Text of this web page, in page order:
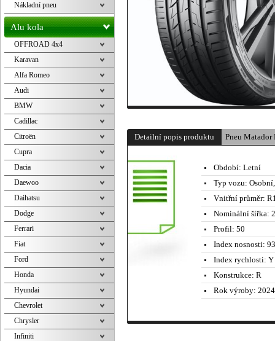
Detailní popis produktu Pneu
Období: Letní
Typ vozu:
Vnitřní průměr:
Nominální šířka:
Profil: 50
Index nosnosti:
Index rychlosti: Y
Konstrukce: R
Rok výroby:
Nákladní pneu
Alu kola
OFFROAD 4x4
Karavan
Alfa Romeo
Audi
BMW
Cadillac
Citroën
Cupra
Dacia
Daewoo
Daihatsu
Dodge
Ferrari
Fiat
Ford
Honda
Hyundai
Chevrolet
Chrysler
Infiniti